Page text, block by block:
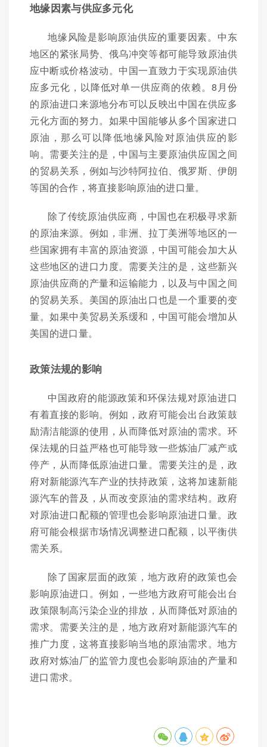
地缘因素与供应多元化
地缘风险是影响原油供应的重要因素。中东
地区的紧张局势、俄乌冲突等都可能导致原油供
应中断或价格波动。中国一直致力于实现原油供
应多元化，以降低对单一供应商的依赖。8月份
的原油进口来源地分布可以反映出中国在供应多
元化方面的努力。如果中国能够从多个国家进口
原油，那么可以降低地缘风险对原油供应的影
响。需要关注的是，中国与主要原油供应国之间
的贸易关系，例如与沙特阿拉伯、俄罗斯、伊朗
等国的合作，将直接影响原油的进口量。
除了传统原油供应商，中国也在积极寻求新
的原油来源。例如，非洲、拉丁美洲等地区的一
些国家拥有丰富的原油资源，中国可能会加大从
这些地区的进口力度。需要关注的是，这些新兴
原油供应商的产量和运输能力，以及与中国之间
的贸易关系。美国的原油出口也是一个重要的变
量。如果中美贸易关系缓和，中国可能会增加从
美国的进口量。
政策法规的影响
中国政府的能源政策和环保法规对原油进口
有着直接的影响。例如，政府可能会出台政策鼓
励清洁能源的使用，从而降低对原油的需求。环
保法规的日益严格也可能导致一些炼油厂减产或
停产，从而降低原油进口量。需要关注的是，政
府对新能源汽车产业的扶持政策，这将加速新能
源汽车的普及，从而改变原油的需求结构。政府
对原油进口配额的管理也会影响原油进口量。政
府可能会根据市场情况调整进口配额，以平衡供
需关系。
除了国家层面的政策，地方政府的政策也会
影响原油进口。例如，一些地方政府可能会出台
政策限制高污染企业的排放，从而降低对原油的
需求。需要关注的是，地方政府对新能源汽车的
推广力度，这将直接影响当地的原油需求。地方
政府对炼油厂的监管力度也会影响原油的产量和
进口需求。